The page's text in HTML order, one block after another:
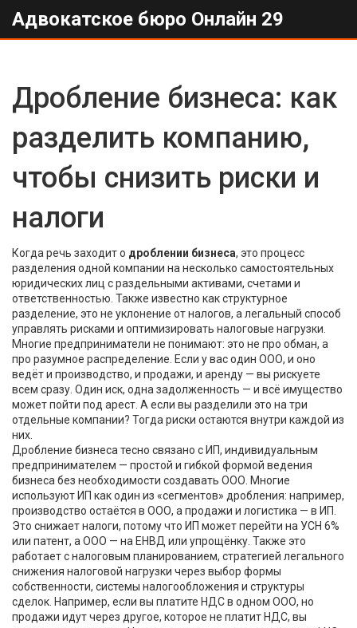
Адвокатское бюро Онлайн 29
Дробление бизнеса: как
разделить компанию,
чтобы снизить риски и
налоги
Когда речь заходит о дроблении бизнеса, это процесс
разделения одной компании на несколько самостоятельных
юридических лиц с раздельными активами, счетами и
ответственностью . Также известно какструктурное
разделение, это не уклонение от налогов, а легальный способ
управлять рисками и оптимизировать налоговые нагрузки
Многие предприниматели не понимают: это не про обман, а
про разумное распределение. Если у вас один ООО, и оно
ведёт и производство, и продажи, и аренду — вы рискуете
всем сразу. Один иск, одна задолженность — и всё имущество
может пойти под арест. А если вы разделили это на три
отдельные компании? Тогда риски остаются внутри каждой из
них.
Дробление бизнеса тесно связано с ИП, индивидуальным
предпринимателем — простой и гибкой формой ведения
бизнеса без необходимости создавать ООО . Многие
используют ИП как один из «сегментов» дробления: например,
производство остаётся в ООО, а продажи и логистика — в ИП.
Это снижает налоги, потому что ИП может перейти на УСН 6%
или патент, а ООО — на ЕНВД или упрощёнку. Также это
работает сналоговым планированием, стратегией легального
снижения налоговой нагрузки через выбор формы
собственности, системы налогообложения и структуры
сделок . Например, если вы платите НДС в одном ООО, но
продажи идут через другое, которое не платит НДС, вы